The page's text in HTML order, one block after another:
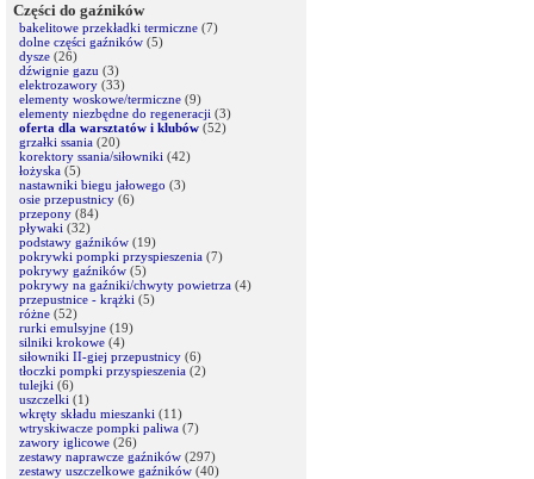
Części do gaźników
bakelitowe przekładki termiczne (7)
dolne części gaźników (5)
dysze (26)
dźwignie gazu (3)
elektrozawory (33)
elementy woskowe/termiczne (9)
elementy niezbędne do regeneracji (3)
oferta dla warsztatów i klubów (52)
grzałki ssania (20)
korektory ssania/siłowniki (42)
łożyska (5)
nastawniki biegu jałowego (3)
osie przepustnicy (6)
przepony (84)
pływaki (32)
podstawy gaźników (19)
pokrywki pompki przyspieszenia (7)
pokrywy gaźników (5)
pokrywy na gaźniki/chwyty powietrza (4)
przepustnice - krążki (5)
różne (52)
rurki emulsyjne (19)
silniki krokowe (4)
siłowniki II-giej przepustnicy (6)
tłoczki pompki przyspieszenia (2)
tulejki (6)
uszczelki (1)
wkręty składu mieszanki (11)
wtryskiwacze pompki paliwa (7)
zawory iglicowe (26)
zestawy naprawcze gaźników (297)
zestawy uszczelkowe gaźników (40)